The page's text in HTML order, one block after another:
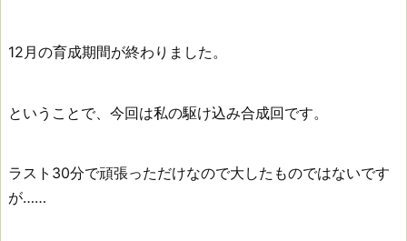
12月の育成期間が終わりました。
ということで、今回は私の駆け込み合成回です。
ラスト30分で頑張っただけなので大したものではないです
が……